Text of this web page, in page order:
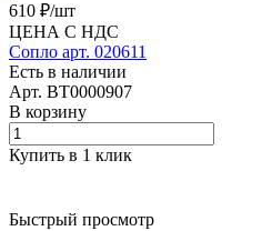
610 ₽/шт
ЦЕНА С НДС
Сопло арт. 020611
Есть в наличии
Арт. BT0000907
В корзину
Купить в 1 клик
Быстрый просмотр